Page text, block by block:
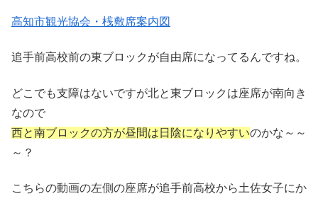
高知市観光協会・桟敷席案内図
追手前高校前の東ブロックが自由席になってるんですね。
どこでも支障はないですが北と東ブロックは座席が南向き
なので
西と南ブロックの方が昼間は日陰になりやすいのかな～～
～？
こちらの動画の左側の座席が追手前高校から土佐女子にか